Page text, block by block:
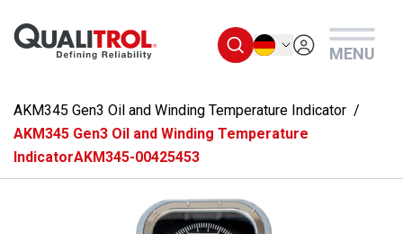
Deutsch
MENU
AKM345 Gen3 Oil and Winding Temperature Indicator
AKM345 Gen3 Oil and Winding Temperature
IndicatorAKM345-00425453